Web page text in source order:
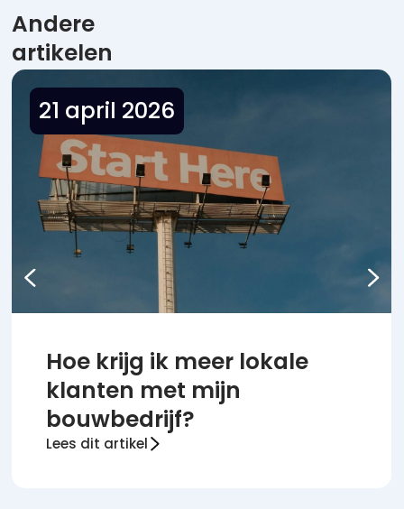
Andere
artikelen
21 april 2026
Hoe krijg ik meer lokale
klanten met mijn
bouwbedrijf?
Lees dit artikel